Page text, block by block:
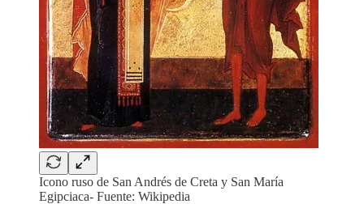
Icono ruso de San Andrés de Creta y San María
Egipciaca- Fuente: Wikipedia